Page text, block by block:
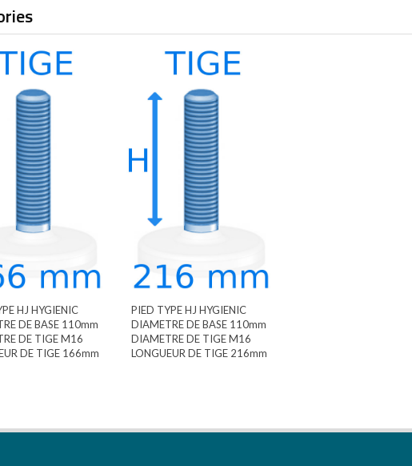
HJ HYGIENIC
DE BASE 110mm
DE TIGE M16
DE TIGE 166mm
PIED TYPE HJ HYGIENIC
DIAMETRE DE BASE 110mm
DIAMETRE DE TIGE M16
LONGUEUR DE TIGE 216mm